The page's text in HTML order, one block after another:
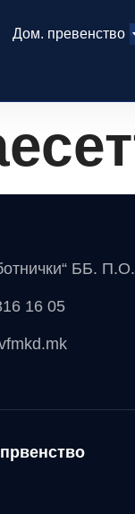
Дом. превенство
ББ.
16 05